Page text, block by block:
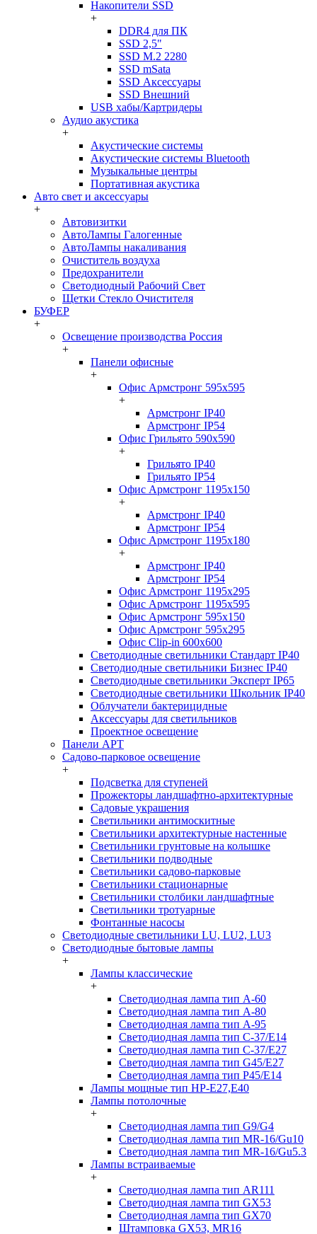
Накопители SSD
+
DDR4 для ПК
SSD 2,5"
SSD M.2 2280
SSD mSata
SSD Аксессуары
SSD Внешний
USB хабы/Картридеры
Аудио акустика
+
Акустические системы
Акустические системы Bluetooth
Музыкальные центры
Портативная акустика
Авто свет и аксессуары
+
Автовизитки
АвтоЛампы Галогенные
АвтоЛампы накаливания
Очиститель воздуха
Предохранители
Светодиодный Рабочий Свет
Щетки Стекло Очистителя
БУФЕР
+
Освещение производства Россия
+
Панели офисные
+
Офис Армстронг 595x595
+
Армстронг IP40
Армстронг IP54
Офис Грильято 590x590
+
Грильято IP40
Грильято IP54
Офис Армстронг 1195x150
+
Армстронг IP40
Армстронг IP54
Офис Армстронг 1195x180
+
Армстронг IP40
Армстронг IP54
Офис Армстронг 1195x295
Офис Армстронг 1195x595
Офис Армстронг 595x150
Офис Армстронг 595x295
Офис Clip-in 600x600
Светодиодные светильники Стандарт IP40
Светодиодные светильники Бизнес IP40
Светодиодные светильники Эксперт IP65
Светодиодные светильники Школьник IP40
Облучатели бактерицидные
Аксессуары для светильников
Проектное освещение
Панели АРТ
Садово-парковое освещение
+
Подсветка для ступеней
Прожекторы ландшафтно-архитектурные
Садовые украшения
Светильники антимоскитные
Светильники архитектурные настенные
Светильники грунтовые на колышке
Светильники подводные
Светильники садово-парковые
Светильники стационарные
Светильники столбики ландшафтные
Светильники тротуарные
Фонтанные насосы
Светодиодные светильники LU, LU2, LU3
Светодиодные бытовые лампы
+
Лампы классические
+
Светодиодная лампа тип A-60
Светодиодная лампа тип A-80
Светодиодная лампа тип A-95
Светодиодная лампа тип C-37/Е14
Светодиодная лампа тип C-37/Е27
Светодиодная лампа тип G45/E27
Светодиодная лампа тип P45/E14
Лампы мощные тип HP-E27,E40
Лампы потолочные
+
Светодиодная лампа тип G9/G4
Светодиодная лампа тип MR-16/Gu10
Светодиодная лампа тип MR-16/Gu5.3
Лампы встраиваемые
+
Светодиодная лампа тип AR111
Светодиодная лампа тип GX53
Светодиодная лампа тип GX70
Штамповка GX53, MR16